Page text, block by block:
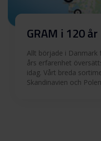
Ladda ner alla (21)
GRAM i 120 år
Allt började i Danmark
års erfarenhet
idag. Vårt breda
Skandinavien och